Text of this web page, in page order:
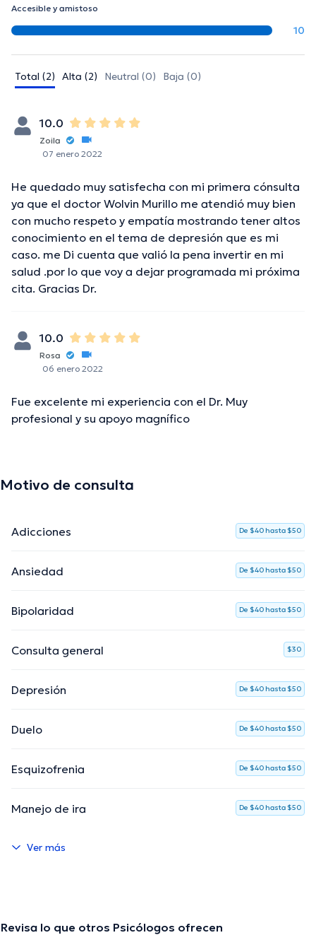
Accesible y amistoso
10
Total (2) Alta (2) Neutral (0) Baja (0)
10.0
Zoila
07 enero 2022
He quedado muy satisfecha con mi primera cónsulta
ya que el doctor Wolvin Murillo me atendió muy bien
con mucho respeto y empatía mostrando tener altos
conocimiento en el tema de depresión que es mi
caso. me Di cuenta que valió la pena invertir en mi
salud .por lo que voy a dejar programada mi próxima
cita. Gracias Dr.
10.0
Rosa
06 enero 2022
Fue excelente mi experiencia con el Dr. Muy
profesional y su apoyo magnífico
Motivo de consulta
Adicciones De $40 hasta $50
Ansiedad De $40 hasta $50
Bipolaridad De $40 hasta $50
Consulta general $30
Depresión De $40 hasta $50
Duelo De $40 hasta $50
Esquizofrenia De $40 hasta $50
Manejo de ira De $40 hasta $50
Ver más
Revisa lo que otros Psicólogos ofrecen